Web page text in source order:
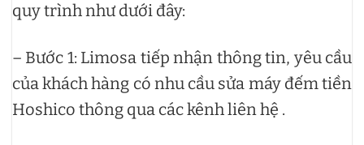
quy trình như dưới đây:
– Bước 1: Limosa tiếp nhận thông tin, yêu cầu
của khách hàng có nhu cầu sửa máy đếm tiền
Hoshico thông qua các kênh liên hệ .